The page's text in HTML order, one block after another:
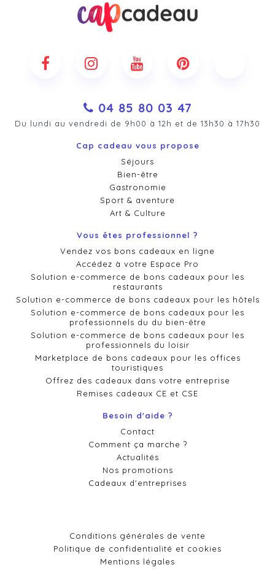
04 85 80 03 47
Du lundi au vendredi de 9h00 à 12h et de 13h30 à 17h30
Cap cadeau vous propose
Séjours
Bien-être
Gastronomie
Sport & aventure
Art & Culture
Vous êtes professionnel ?
Vendez vos bons cadeaux en ligne
Accédez à votre Espace Pro
Solution e-commerce de bons cadeaux pour les
restaurants
Solution e-commerce de bons cadeaux pour les hôtels
Solution e-commerce de bons cadeaux pour les
professionnels du du bien-être
Solution e-commerce de bons cadeaux pour les
professionnels du loisir
Marketplace de bons cadeaux pour les offices
touristiques
Offrez des cadeaux dans votre entreprise
Remises cadeaux CE et CSE
Besoin d'aide ?
Contact
Comment ça marche ?
Actualités
Nos promotions
Cadeaux d'entreprises
Conditions générales de vente
Politique de confidentialité et cookies
Mentions légales